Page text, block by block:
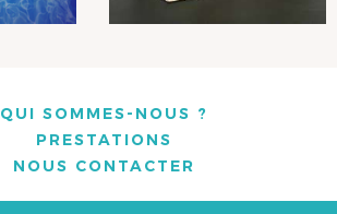
QUI SOMMES-NOUS ?
PRESTATIONS
NOUS CONTACTER